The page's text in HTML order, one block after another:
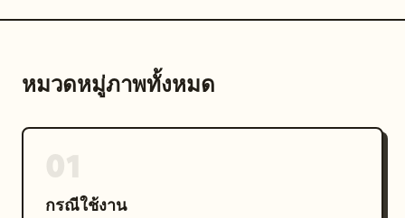
หมวดหมู่ภาพทั้งหมด
กรณีใช้งาน